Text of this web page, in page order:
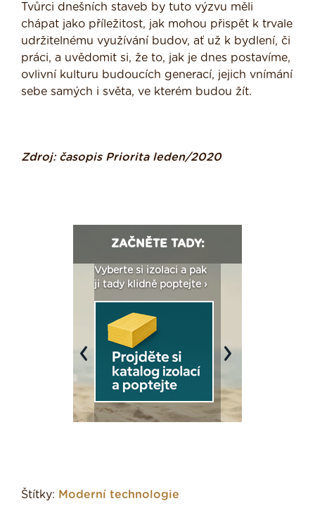
Tvůrci dnešních staveb by tuto výzvu měli
chápat jako příležitost, jak mohou přispět k trvale
udržitelnému využívání budov, ať už k bydlení, či
práci, a uvědomit si, že to, jak je dnes postavíme,
ovlivní kulturu budoucích generací, jejich vnímání
sebe samých i světa, ve kterém budou žít.
Zdroj: časopis Priorita leden/2020
ZAČNĚTE TADY:
Vyberte si izolaci a pak
ji tady klidně poptejte ›
Previous Next
Štítky: Moderní technologie